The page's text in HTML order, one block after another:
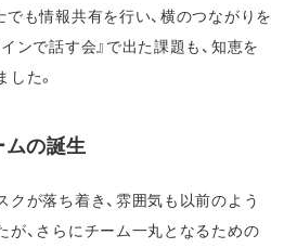
でも情報共有を行い、横のつながりを
ンで話す会』で出た課題も、知恵を
た。
ムの誕生
が落ち着き、雰囲気も以前のよう
が、さらにチーム一丸となるための